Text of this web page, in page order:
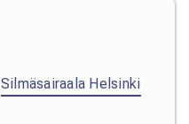
Silmäsairaala Helsinki